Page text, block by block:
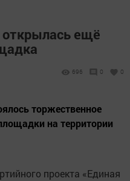
открылась ещё
696 0 0
торжественное
на территории
проекта «Единая